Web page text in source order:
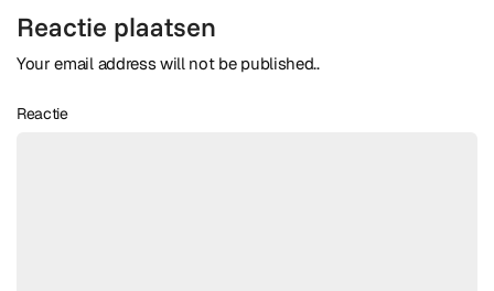
Reactie plaatsen
Your email address will not be published..
Reactie